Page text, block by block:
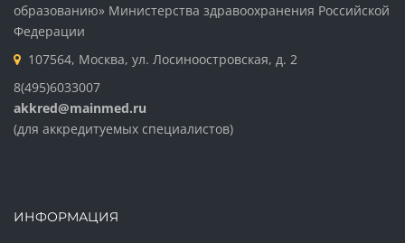
образованию» Министерства здравоохранения Российской
Федерации
107564, Москва, ул. Лосиноостровская, д. 2
8(495)6033007
akkred@mainmed.ru
(для аккредитуемых специалистов)
ИНФОРМАЦИЯ